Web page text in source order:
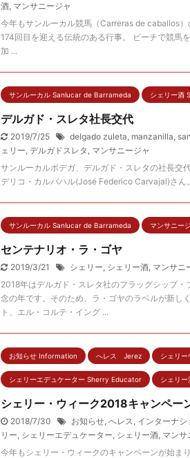
酒, マンサニージャ
今年もサンルーカル競馬（Carreras de caballos
174回目を迎える伝統のある行事。 ビーチで競馬
加 ...
サンルーカル Sanlucar de Barrameda シェリー酒
デルガド・スレタ社長交代
2019/7/25 delgado zuleta, manzanilla,
ェリー, デルガドスレタ , マンサニージャ
サンルーカルボデガ、デルガド・スレタの社長交
デリコ・カルバハル(José Federico Carvajal)さ
サンルーカル Sanlucar de Barrameda マンサニー
センテナリオ・ラ・ゴヤ
2019/3/21 シェリー, シェリー酒, マンサニ
2018年はデルガド・スレタ社のフラッグシップ
念の年です。そのため、ラ・ゴヤのラベルが新し
ト、エル・コルテ・イング ...
お知らせ Information へレス Jerez シェリ
シェリーエデュケーター Sherry Educator シェリ
シェリー・ウィーク2018キャンペー
2018/7/30 お知らせ, へレス, インターナシ
リー, シェリーエデュケーター, シェリー酒, マンサ
今年もシェリー・ウィークのキャンペーンが始ま